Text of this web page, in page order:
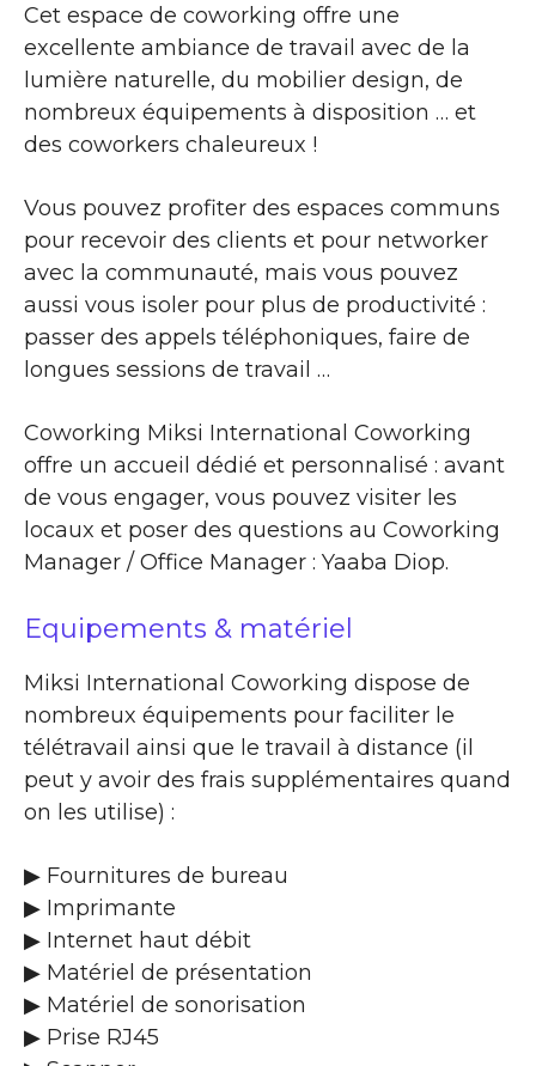
Cet espace de coworking offre une
excellente ambiance de travail avec de la
lumière naturelle, du mobilier design, de
nombreux équipements à disposition … et
des coworkers chaleureux !
Vous pouvez profiter des espaces communs
pour recevoir des clients et pour networker
avec la communauté, mais vous pouvez
aussi vous isoler pour plus de productivité :
passer des appels téléphoniques, faire de
longues sessions de travail …
Coworking Miksi International Coworking
offre un accueil dédié et personnalisé : avant
de vous engager, vous pouvez visiter les
locaux et poser des questions au Coworking
Manager / Office Manager : Yaaba Diop.
Equipements & matériel
Miksi International Coworking dispose de
nombreux équipements pour faciliter le
télétravail ainsi que le travail à distance (il
peut y avoir des frais supplémentaires quand
on les utilise) :
▶ Fournitures de bureau
▶ Imprimante
▶ Internet haut débit
▶ Matériel de présentation
▶ Matériel de sonorisation
▶ Prise RJ45